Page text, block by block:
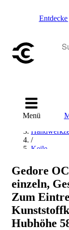
MenüStartseite
/
Keile
Gedore
einzeln,
Zum
Hubhöhe